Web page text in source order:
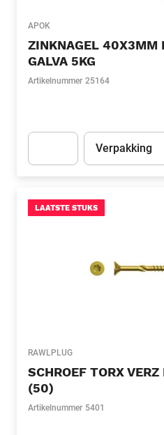
APOK
ZINKNAGEL 40X3MM
GALVA 5KG
Artikelnummer 25164
Eenheid
Verpakking
LAATSTE STUKS
RAWLPLUG
SCHROEF TORX
(50)
Artikelnummer 5401